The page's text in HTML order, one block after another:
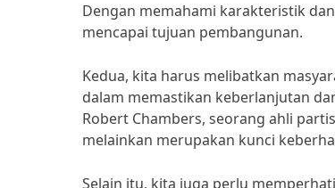
Dengan memahami karakteristik
mencapai tujuan pembangunan.
Kedua, kita harus melibatkan
dalam memastikan keberlanjutan
Robert Chambers, seorang ahli
melainkan merupakan kunci
Selain itu, kita juga perlu